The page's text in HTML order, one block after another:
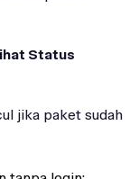
Status
jika paket sudah